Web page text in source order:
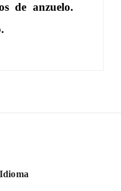
de anzuelo.
Idioma